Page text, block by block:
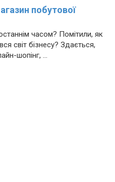
побутової
часом? Помітили, як
світ бізнесу? Здається,
шопінг, ...